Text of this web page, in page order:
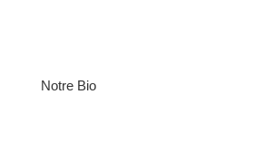
Notre Bio